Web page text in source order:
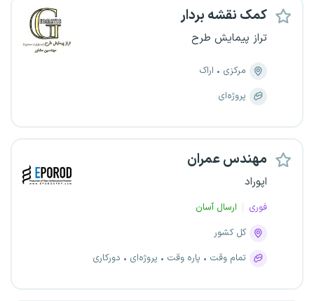
کمک نقشه بردار
تراز پیمایش طرح
مرکزی
اراک
پروژه‌ای
مهندس عمران
اپوراد
فوری
ارسال آسان
کل کشور
تمام وقت
پاره وقت پروژه‌ای دورکاری